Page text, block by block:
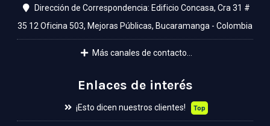
Dirección de Correspondencia: Edificio Concasa, Cra 31 #
35 12 Oficina 503, Mejoras Públicas, Bucaramanga - Colombia
Más canales de contacto...
Enlaces de interés
¡Esto dicen nuestros clientes! Top